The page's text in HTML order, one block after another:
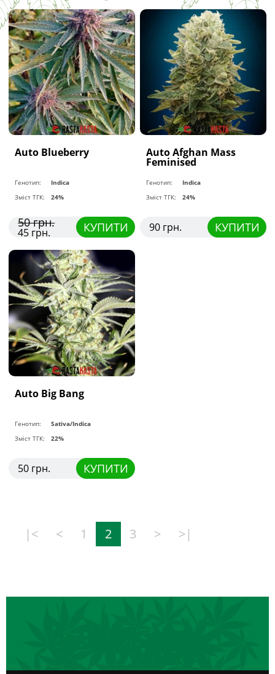
Auto Blueberry
Генотип:
Indica
Зміст ТГК:
24%
45 грн.
50 грн. КУПИТИ
Auto Afghan Mass
Feminised
Генотип:
Indica
Зміст ТГК:
24%
90 грн. КУПИТИ
Auto Big Bang
Генотип:
Sativa/Indica
Зміст ТГК:
22%
50 грн. КУПИТИ
|< < 1 2 3 > >|